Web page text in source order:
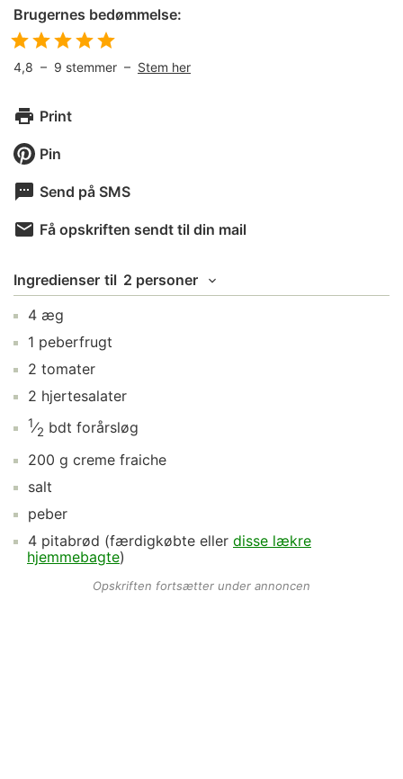
Brugernes bedømmelse:
4,8 – 9 stemmer – Stem her
Print
Pin
Send på SMS
Få opskriften sendt til din mail
Ingredienser til 2 personer
4 æg
1 peberfrugt
2 tomater
2 hjertesalater
1⁄2 bdt forårsløg
200 g creme fraiche
salt
peber
4 pitabrød (færdigkøbte eller disse lækre
hjemmebagte)
Opskriften fortsætter under annoncen